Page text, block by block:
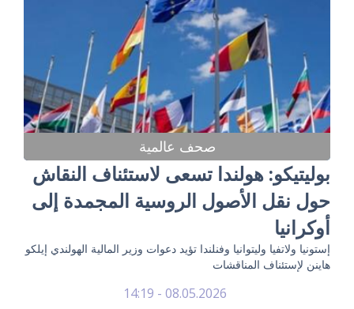
صحف عالمية
بوليتيكو: هولندا تسعى لاستئناف النقاش
حول نقل الأصول الروسية المجمدة إلى
أوكرانيا
إستونيا ولاتفيا وليتوانيا وفنلندا تؤيد دعوات وزير المالية الهولندي إيلكو
هاينن لإستئناف المناقشات
08.05.2026 - 14:19